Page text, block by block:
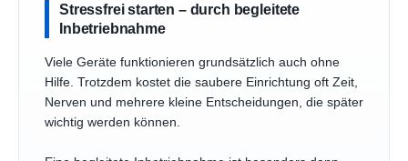
Stressfrei starten – durch begleitete
Inbetriebnahme
Viele Geräte funktionieren grundsätzlich auch ohne
Hilfe. Trotzdem kostet die saubere Einrichtung oft Zeit,
Nerven und mehrere kleine Entscheidungen, die später
wichtig werden können.